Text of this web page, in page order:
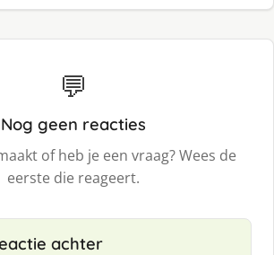
💬
Nog geen reacties
of heb je een vraag? Wees de
eerste die reageert.
achter